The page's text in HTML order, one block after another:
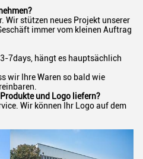
Wir stützen neues Projekt unserer
immer vom kleinen Auftrag
7days, hängt es hauptsächlich
wir Ihre Waren so bald wie
und Logo liefern?
Wir können Ihr Logo auf dem